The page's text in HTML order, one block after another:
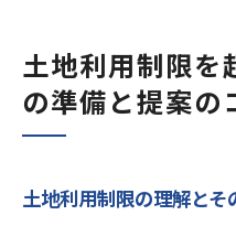
土地利用制限を
の準備と提案の
土地利用制限の理解とそ